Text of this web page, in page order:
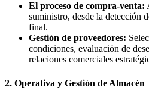
El proceso de compra-venta:
suministro, desde la detección
final.
Gestión de proveedores:
condiciones, evaluación de
relaciones comerciales
2. Operativa y Gestión de Almacén